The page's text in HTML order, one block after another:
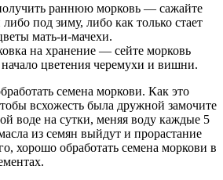
раннюю морковь — сажайте
под зиму, либо как только стает
мать-и-мачехи.
на хранение — сейте морковь
цветения черемухи и вишни.
семена моркови. Как это
всхожесть была дружной замочите
воде на сутки, меняя воду каждые 5
из семян выйдут и прорастание
хорошо обработать семена моркови в